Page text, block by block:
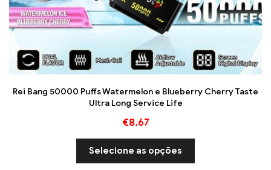
Rei Bang 50000 Puffs Watermelon e Blueberry Cherry Taste
Ultra Long Service Life
€8.67
Selecione as opções